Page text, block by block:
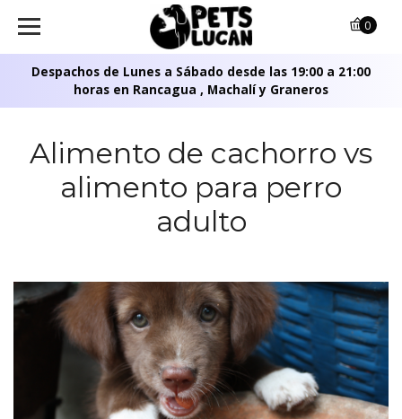
Despachos de Lunes a Sábado desde las 19:00 a 21:00
horas en Rancagua , Machalí y Graneros
0
Alimento de cachorro vs
alimento para perro
adulto